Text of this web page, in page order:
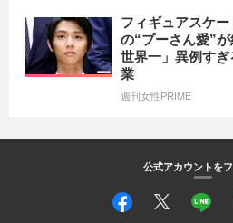
フィギュアスケ
の“プーさん愛”
世界一」異例す
業
週刊女性PRIME
公式アカウントを